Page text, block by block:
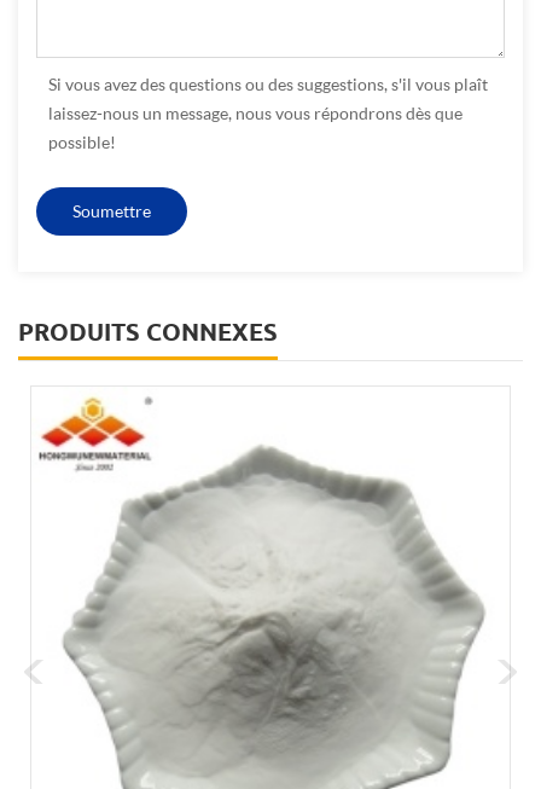
Si vous avez des questions ou des suggestions, s'il vous plaît
laissez-nous un message, nous vous répondrons dès que
possible!
PRODUITS CONNEXES